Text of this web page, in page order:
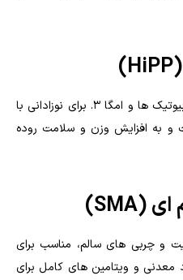
برند ارگانیک با ترکیبات گیاهی، پروبیوتیک ها و امگا ۳. برای نوزادانی با
به افزایش وزن و سلامت روده
و چربی های سالم، مناسب برای
معدنی و ویتامین های کامل برای